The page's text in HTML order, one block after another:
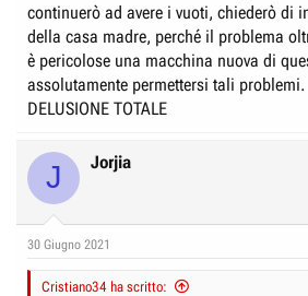
continuerò ad avere i vuoti, chiederò di
della casa madre, perché il problema
è pericolose una macchina nuova di
assolutamente permettersi tali problemi.
DELUSIONE TOTALE
J Jorjia
30 Giugno 2021
Cristiano34 ha scritto: